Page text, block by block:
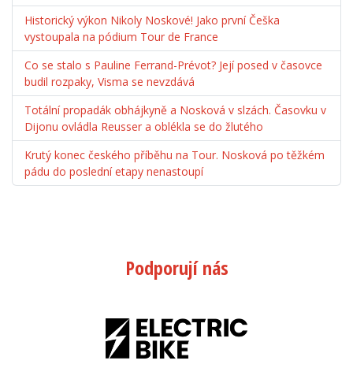
Historický výkon Nikoly Noskové! Jako první Češka
vystoupala na pódium Tour de France
Co se stalo s Pauline Ferrand-Prévot? Její posed v časovce
budil rozpaky, Visma se nevzdává
Totální propadák obhájkyně a Nosková v slzách. Časovku v
Dijonu ovládla Reusser a oblékla se do žlutého
Krutý konec českého příběhu na Tour. Nosková po těžkém
pádu do poslední etapy nenastoupí
Podporují nás